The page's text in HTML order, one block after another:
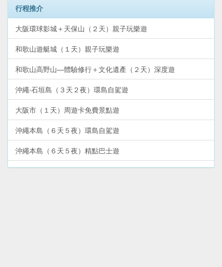
行程推介
大阪環球影城＋天保山（２天）親子玩樂遊
和歌山遊艇城（１天）親子玩樂遊
和歌山高野山—體驗修行＋文化遺產（２天）深度遊
沖繩‧石垣島（３天２夜）環島自駕遊
大阪市（１天）周遊卡免費景點遊
沖繩本島（６天５夜）環島自駕遊
沖繩本島（６天５夜）精點巴士遊
和歌山南紀白濱（２天）溫泉＋景點遊